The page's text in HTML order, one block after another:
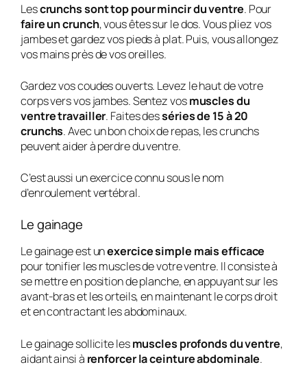
Lescrunchs sont top pour mincir du ventre. Pour
faire un crunch, vous êtes sur le dos. Vous pliez vos
jambes et gardez vos pieds à plat. Puis, vous allongez
vos mains près de vos oreilles.
Gardez vos coudes ouverts. Levez le haut de votre
corps vers vos jambes. Sentez vosmuscles du
ventre travailler. Faites desséries de 15 à 20
crunchs. Avec un bon choix de repas, les crunchs
peuvent aider à perdre du ventre.
C’est aussi un exercice connu sous le nom
d’enroulement vertébral.
Le gainage
Le gainage est unexercice simple mais efficace
pour tonifier les muscles de votre ventre. Il consiste à
se mettre en position de planche, en appuyant sur les
avant-bras et les orteils, en maintenant le corps droit
et en contractant les abdominaux.
Le gainage sollicite lesmuscles profonds du ventre,
aidant ainsi à renforcer la ceinture abdominale.